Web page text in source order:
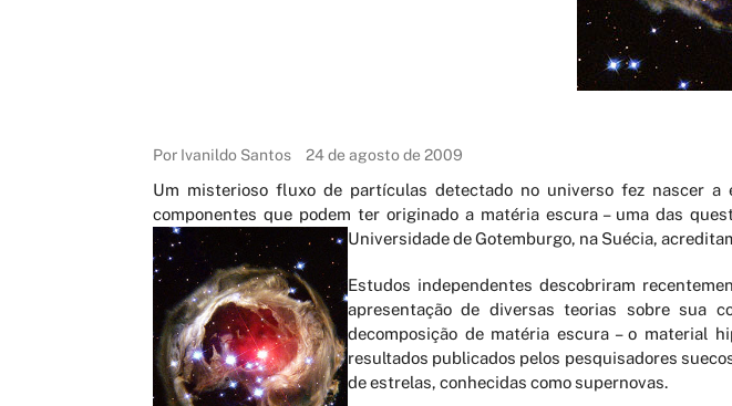
Por Ivanildo Santos 24 de agosto de 2009
Um misterioso fluxo de partículas detectado no universo fez nascer
componentes que podem ter originado a matéria escura – uma das
Universidade de Gotemburgo, na Suécia,
Estudos independentes descobriram
apresentação de diversas teorias sobre sua
decomposição de matéria escura – o material
resultados publicados pelos pesquisadores
de estrelas, conhecidas como supernovas.